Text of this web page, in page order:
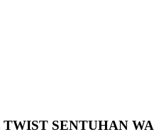
SENTUHAN